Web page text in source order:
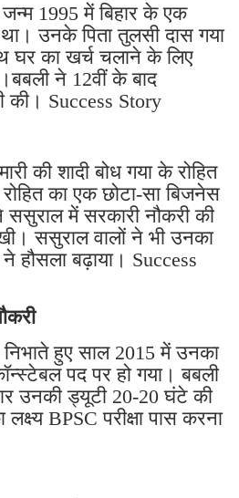
जन्म 1995 में बिहार के एक
उनके पिता तुलसी दास गया
घर का खर्च चलाने के लिए
ने 12वीं के बाद
की। Success Story
की शादी बोध गया के रोहित
का एक छोटा-सा बिजनेस
में सरकारी नौकरी की
ससुराल वालों ने भी उनका
ने हौसला बढ़ाया। Success
निभाते हुए साल 2015 में उनका
पद पर हो गया। बबली
उनकी ड्यूटी 20-20 घंटे की
BPSC परीक्षा पास करना